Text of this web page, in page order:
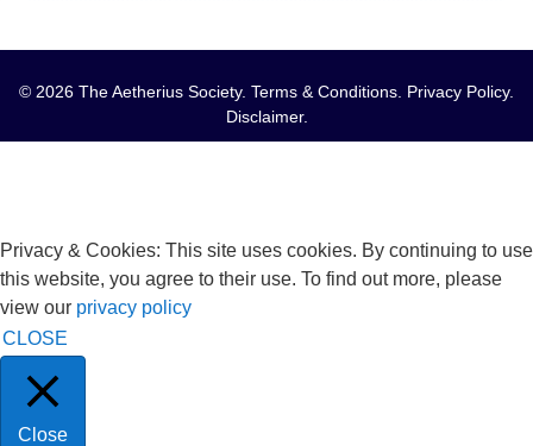
© 2026 The Aetherius Society. Terms & Conditions Privacy Policy.
Disclaimer.
Privacy & Cookies: This site uses cookies. By continuing to use
this website, you agree to their use. To find out more, please
view our privacy policy
CLOSE
Close